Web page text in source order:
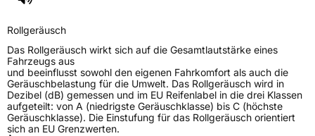
Rollgeräusch
Das Rollgeräusch wirkt sich auf die Gesamtlautstärke eines
Fahrzeugs aus
und beeinflusst sowohl den eigenen Fahrkomfort als auch die
Geräuschbelastung für die Umwelt. Das Rollgeräusch wird in
Dezibel (dB) gemessen und im EU Reifenlabel in die drei Klassen
aufgeteilt: von A (niedrigste Geräuschklasse) bis C (höchste
Geräuschklasse). Die Einstufung für das Rollgeräusch orientiert
sich an EU Grenzwerten.